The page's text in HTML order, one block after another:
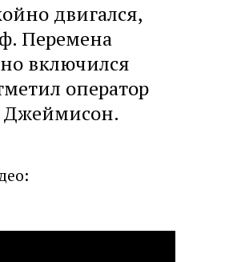
двигался,
Перемена
включился
оператор
Джеймисон.